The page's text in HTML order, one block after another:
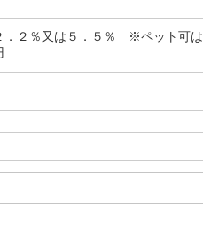
．２％又は５．５％ ※ペット可は